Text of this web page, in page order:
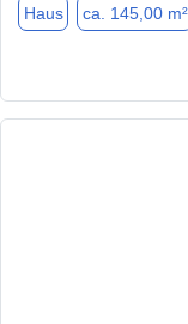
Haus ca. 145,00 m²